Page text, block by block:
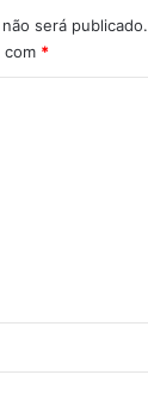
será publicado.
com *